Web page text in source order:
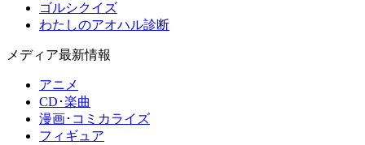
ゴルシクイズ
わたしのアオハル診断
メディア最新情報
アニメ
CD･楽曲
漫画･コミカライズ
フィギュア